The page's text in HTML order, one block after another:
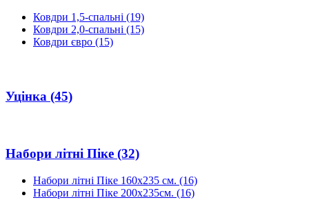
Ковдри 1,5-спальні (19)
Ковдри 2,0-спальні (15)
Ковдри євро (15)
Уцінка (45)
Набори літні Піке (32)
Набори літні Піке 160х235 см. (16)
Набори літні Піке 200х235см. (16)